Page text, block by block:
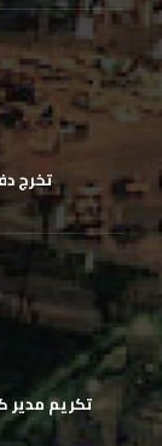
تخرج
تكريم مدير